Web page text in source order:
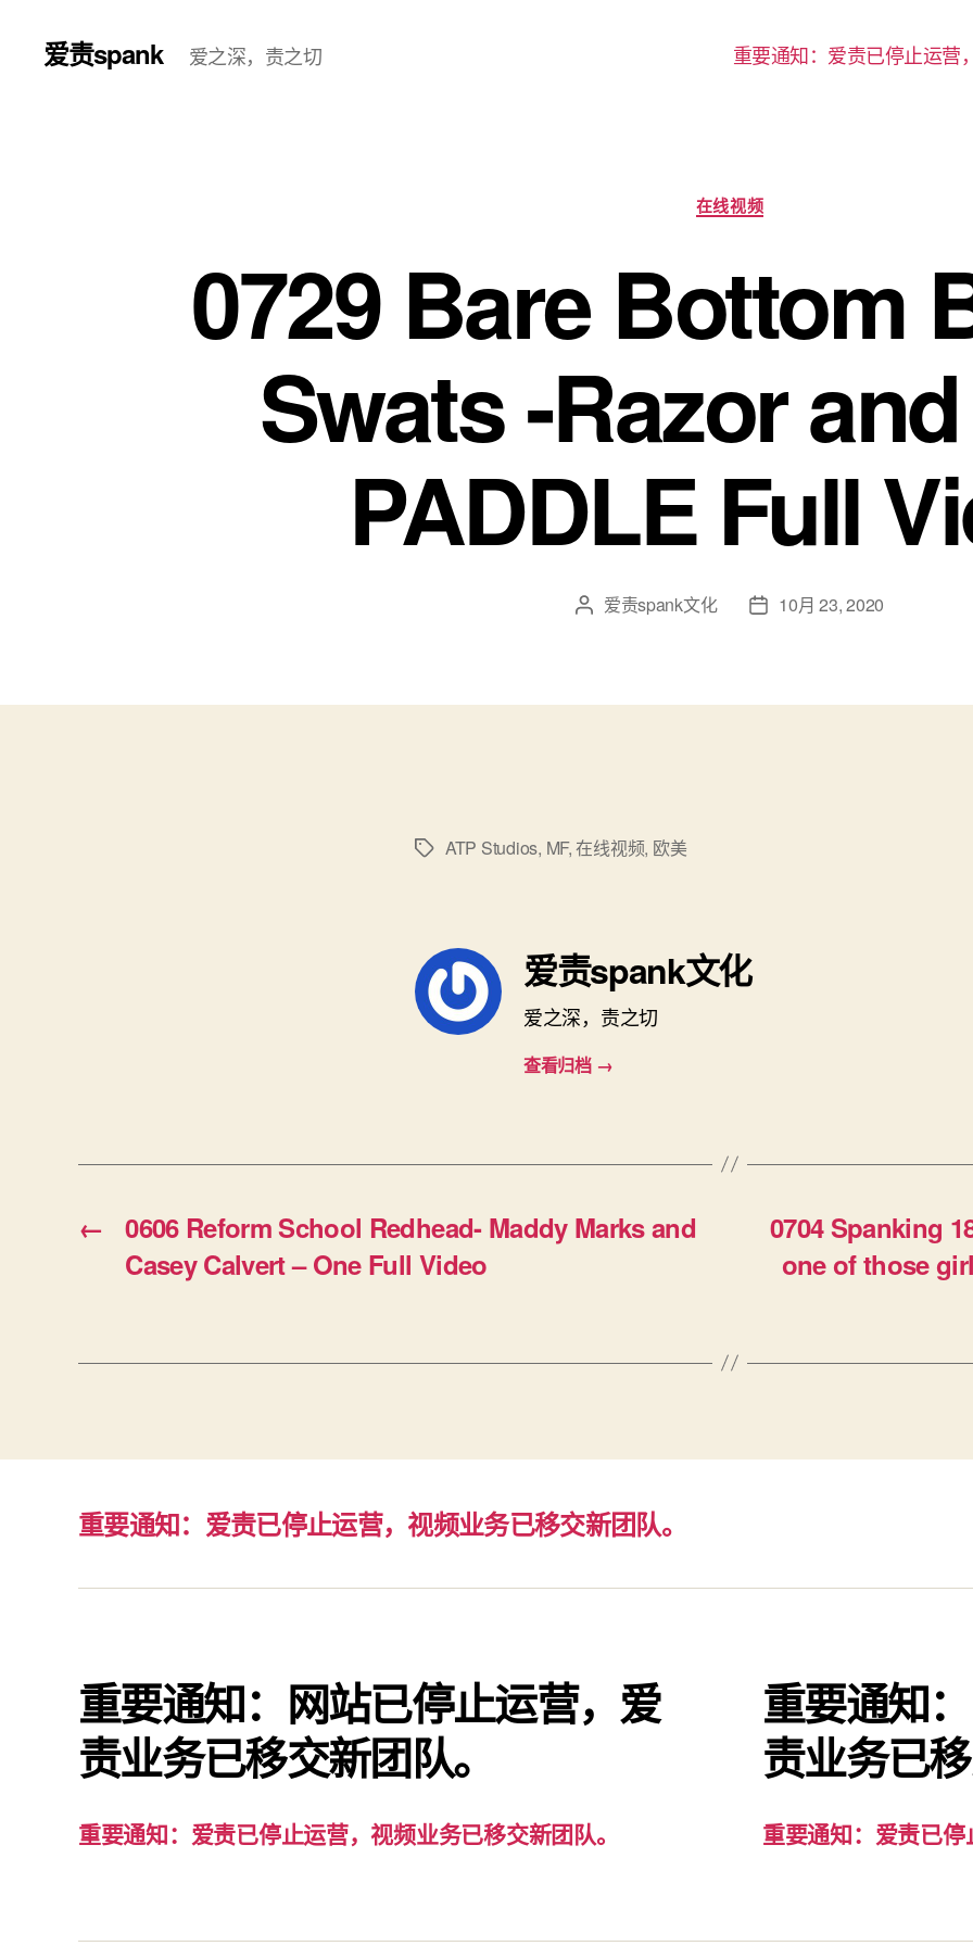
爱责spank 爱之深，责之切 重要通知：爱责已停止运营
分
类
在线视频
0729 Bare Bottom
Swats -Razor
PADDLE Full
文 爱责spank文化
发 10月 23, 2020
标 ATP Studios, MF,在线视频, 欧美
爱责spank文化
爱之深，责之切
查看归档 →
←
0606 Reform School Redhead- Maddy Marks and
Casey Calvert – One Full Video
0704 Spanking
one of those
重要通知：爱责已停止运营，视频业务已移交新团队。
重要通知：网站已停止运营，爱
责业务已移交新团队。
重要通知：爱责已停止运营，视频业务已移交新团队。
重要通知
责业务已
重要通知：爱责已